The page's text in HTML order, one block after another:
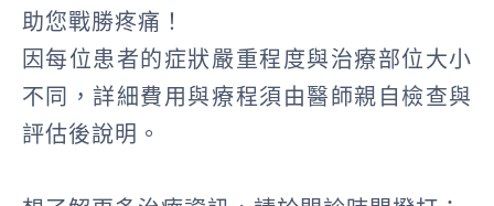
助您戰勝疼痛！
因每位患者的症狀嚴重程度與治療部位大小
不同，詳細費用與療程須由醫師親自檢查與
評估後說明。